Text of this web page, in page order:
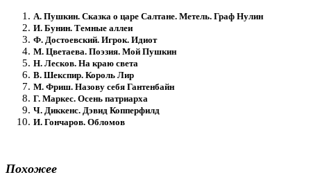
А. Пушкин. Сказка о царе Салтане. Метель. Граф Нулин
И. Бунин. Темные аллеи
Ф. Достоевский. Игрок. Идиот
М. Цветаева. Поэзия. Мой Пушкин
Н. Лесков. На краю света
В. Шекспир. Король Лир
М. Фриш. Назову себя Гантенбайн
Г. Маркес. Осень патриарха
Ч. Диккенс. Дэвид Копперфилд
И. Гончаров. Обломов
Похожее